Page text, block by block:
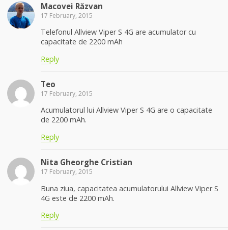
Macovei Răzvan
17 February, 2015
Telefonul Allview Viper S 4G are acumulator cu
capacitate de 2200 mAh
Reply
Teo
17 February, 2015
Acumulatorul lui Allview Viper S 4G are o capacitate
de 2200 mAh.
Reply
Nita Gheorghe Cristian
17 February, 2015
Buna ziua, capacitatea acumulatorului Allview Viper S
4G este de 2200 mAh.
Reply